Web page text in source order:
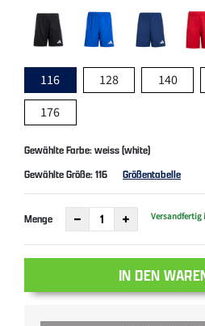
116 128 140
176
Gewählte Farbe: weiss (white)
Gewählte Größe:116 Größentabelle
Menge Versandfertig
IN DEN